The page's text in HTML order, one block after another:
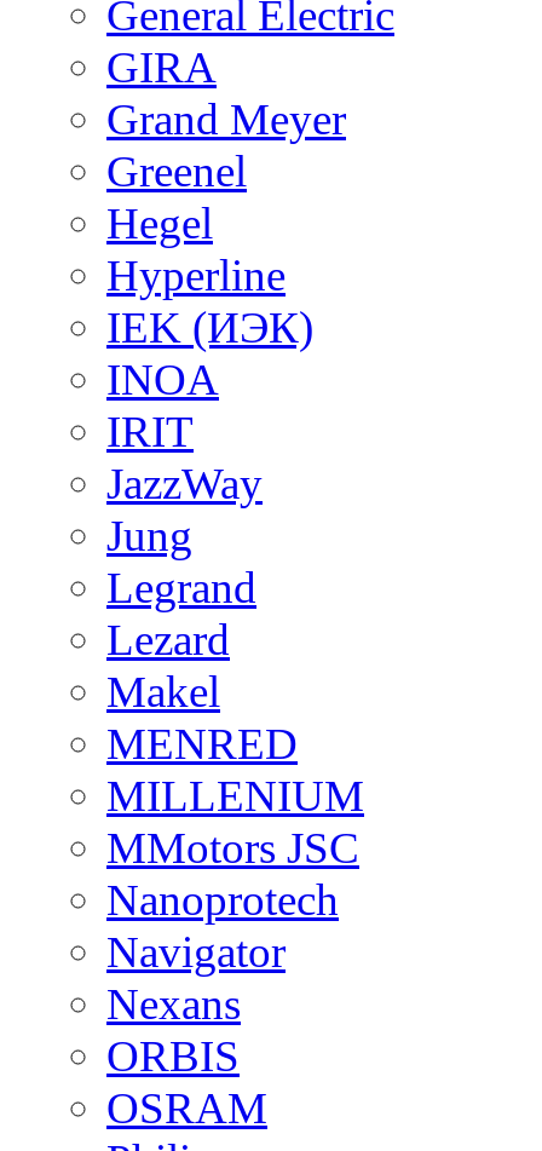
General Electric
GIRA
Grand Meyer
Greenel
Hegel
Hyperline
IEK (ИЭК)
INOA
IRIT
JazzWay
Jung
Legrand
Lezard
Makel
MENRED
MILLENIUM
MMotors JSC
Nanoprotech
Navigator
Nexans
ORBIS
OSRAM